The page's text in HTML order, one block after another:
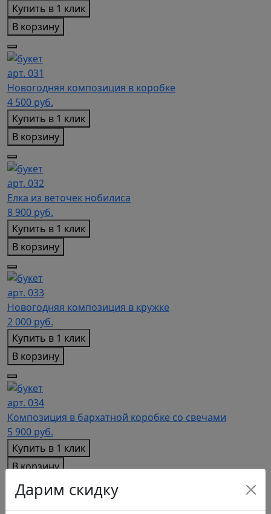
Купить в 1 клик
В корзину
арт. 031
Новогодняя композиция в коробке
4 500 руб.
Купить в 1 клик
В корзину
арт. 032
Елка из веточек нобилиса
8 900 руб.
Купить в 1 клик
В корзину
арт. 033
Новогодняя композиция в кружке
2 000 руб.
Купить в 1 клик
В корзину
арт. 034
Композиция в бархатной коробке со свечами
5 900 руб.
Купить в 1 клик
В корзину
Дарим скидку